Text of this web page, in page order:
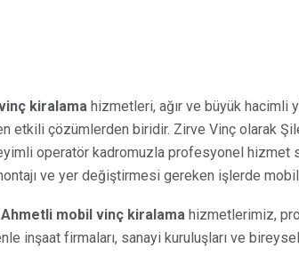
kiralama hizmetleri, ağır ve büyük hacimli
etkili çözümlerden biridir. Zirve Vinç olarak
operatör kadromuzla profesyonel hizmet
ve yer değiştirmesi gereken işlerde
mobil vinç kiralama hizmetlerimiz,
inşaat firmaları, sanayi kuruluşları ve